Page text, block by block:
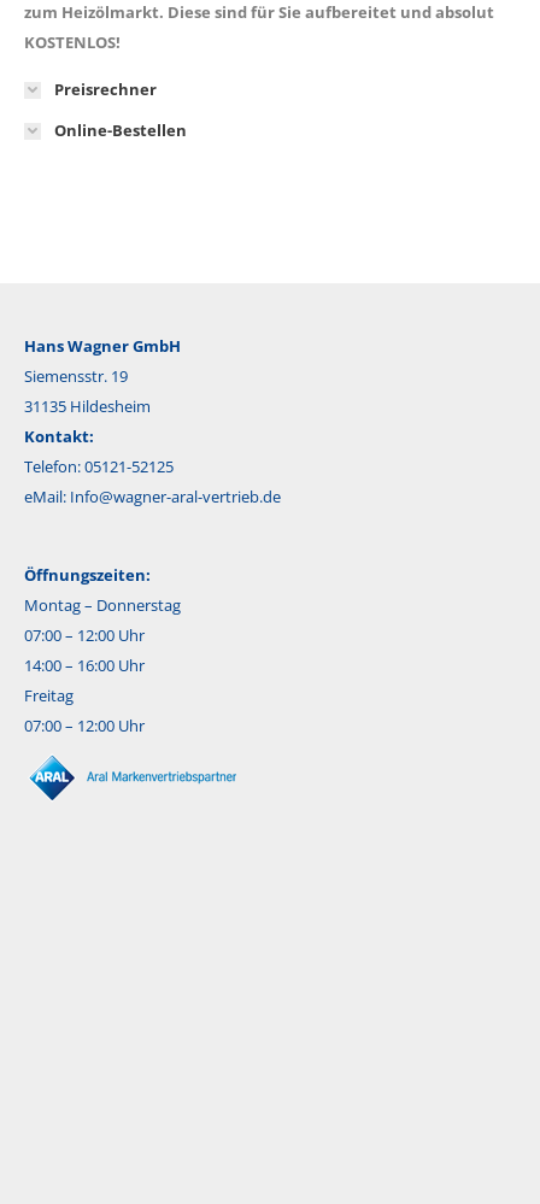
zum Heizölmarkt. Diese sind für Sie aufbereitet und absolut
KOSTENLOS!
Preisrechner
Online-Bestellen
Hans Wagner GmbH
Siemensstr. 19
31135 Hildesheim
Kontakt:
Telefon: 05121-52125
eMail: Info@wagner-aral-vertrieb.de
Öffnungszeiten:
Montag – Donnerstag
07:00 – 12:00 Uhr
14:00 – 16:00 Uhr
Freitag
07:00 – 12:00 Uhr